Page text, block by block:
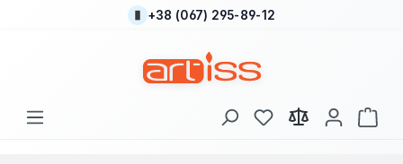
Перейти до основного вмісту
+38 (067) 295-89-12
У вас є 0 у списку